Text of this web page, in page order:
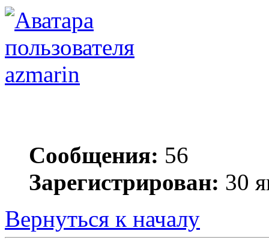
azmarin
Сообщения: 56
Зарегистрирован: 30
Вернуться к началу